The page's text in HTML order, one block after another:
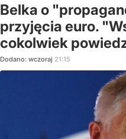
Belka o
przyjęcia euro.
cokolwiek
Dodano: wczoraj 21:15